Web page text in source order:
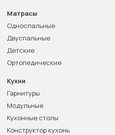
Матрасы
Односпальные
Двуспальные
Детские
Ортопедические
Кухни
Гарнитуры
Модульные
Кухонные столы
Конструктор кухонь